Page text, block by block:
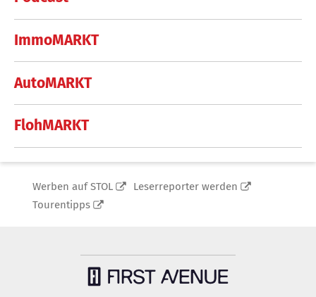
ImmoMARKT
AutoMARKT
FlohMARKT
Werben auf STOL
Leserreporter werden
Tourentipps